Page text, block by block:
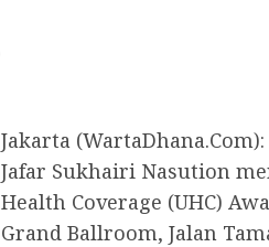
Jakarta
Jafar Sukhairi Nasution
Health Coverage (UHC)
Grand Ballroom, Jalan